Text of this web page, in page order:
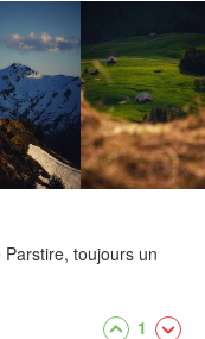
toujours un
1